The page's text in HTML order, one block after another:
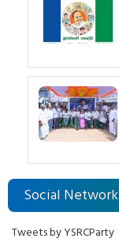
Social Network
Tweets by YSRCParty